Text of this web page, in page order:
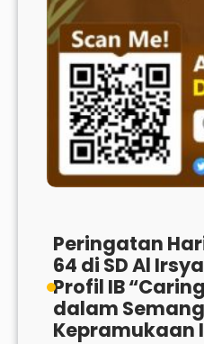
Peringatan
64 di SD Al
Profil IB
dalam
Kepramukaan